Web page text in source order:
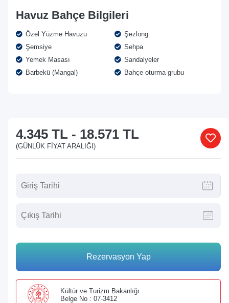
Havuz Bahçe Bilgileri
Özel Yüzme Havuzu
Şezlong
Şemsiye
Sehpa
Yemek Masası
Sandalyeler
Barbekü (Mangal)
Bahçe oturma grubu
4.345 TL - 18.571 TL
(GÜNLÜK FIYAT ARALIĞI)
Rezervasyon Yap
Kültür ve Turizm Bakanlığı
Belge No : 07-3412